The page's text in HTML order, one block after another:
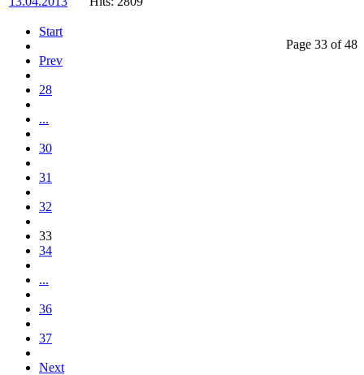
Page 33 of 48
Start
Prev
28
...
30
31
32
33
34
...
36
37
Next